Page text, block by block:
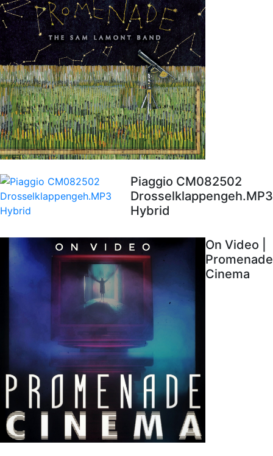
Piaggio CM082502
Drosselklappengeh.MP3
Hybrid
On Video |
Promenade
Cinema